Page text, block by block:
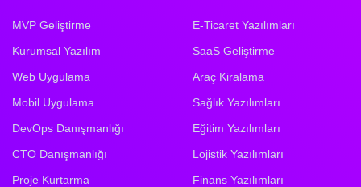
MVP Geliştirme
Kurumsal Yazılım
Web Uygulama
Mobil Uygulama
DevOps Danışmanlığı
CTO Danışmanlığı
Proje Kurtarma
E-Ticaret Yazılımları
SaaS Geliştirme
Araç Kiralama
Sağlık Yazılımları
Eğitim Yazılımları
Lojistik Yazılımları
Finans Yazılımları